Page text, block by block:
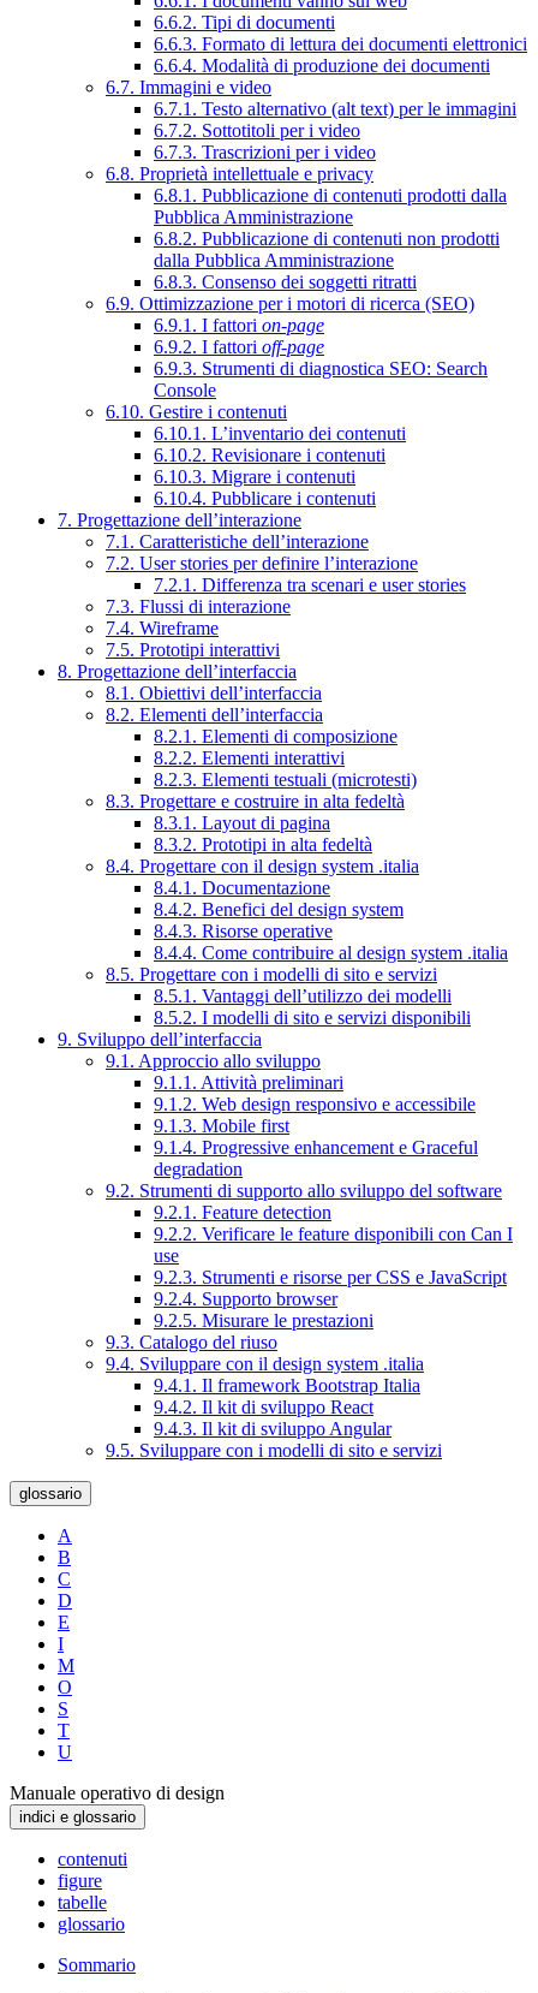
6.6.2. Tipi di documenti
6.6.3. Formato di lettura dei documenti elettronici
6.6.4. Modalità di produzione dei documenti
6.7. Immagini e video
6.7.1. Testo alternativo (alt text) per le immagini
6.7.2. Sottotitoli per i video
6.7.3. Trascrizioni per i video
6.8. Proprietà intellettuale e privacy
6.8.1. Pubblicazione di contenuti prodotti dalla
Pubblica Amministrazione
6.8.2. Pubblicazione di contenuti non prodotti
dalla Pubblica Amministrazione
6.8.3. Consenso dei soggetti ritratti
6.9. Ottimizzazione per i motori di ricerca (SEO)
6.9.1. I fattori on-page
6.9.2. I fattori off-page
6.9.3. Strumenti di diagnostica SEO: Search
Console
6.10. Gestire i contenuti
6.10.1. L’inventario dei contenuti
6.10.2. Revisionare i contenuti
6.10.3. Migrare i contenuti
6.10.4. Pubblicare i contenuti
7. Progettazione dell’interazione
7.1. Caratteristiche dell’interazione
7.2. User stories per definire l’interazione
7.2.1. Differenza tra scenari e user stories
7.3. Flussi di interazione
7.4. Wireframe
7.5. Prototipi interattivi
8. Progettazione dell’interfaccia
8.1. Obiettivi dell’interfaccia
8.2. Elementi dell’interfaccia
8.2.1. Elementi di composizione
8.2.2. Elementi interattivi
8.2.3. Elementi testuali (microtesti)
8.3. Progettare e costruire in alta fedeltà
8.3.1. Layout di pagina
8.3.2. Prototipi in alta fedeltà
8.4. Progettare con il design system .italia
8.4.1. Documentazione
8.4.2. Benefici del design system
8.4.3. Risorse operative
8.4.4. Come contribuire al design system .italia
8.5. Progettare con i modelli di sito e servizi
8.5.1. Vantaggi dell’utilizzo dei modelli
8.5.2. I modelli di sito e servizi disponibili
9. Sviluppo dell’interfaccia
9.1. Approccio allo sviluppo
9.1.1. Attività preliminari
9.1.2. Web design responsivo e accessibile
9.1.3. Mobile first
9.1.4. Progressive enhancement e Graceful
degradation
9.2. Strumenti di supporto allo sviluppo del software
9.2.1. Feature detection
9.2.2. Verificare le feature disponibili con Can I
use
9.2.3. Strumenti e risorse per CSS e JavaScript
9.2.4. Supporto browser
9.2.5. Misurare le prestazioni
9.3. Catalogo del riuso
9.4. Sviluppare con il design system .italia
9.4.1. Il framework Bootstrap Italia
9.4.2. Il kit di sviluppo React
9.4.3. Il kit di sviluppo Angular
9.5. Sviluppare con i modelli di sito e servizi
glossario
A
B
C
D
E
I
M
O
S
T
U
Manuale operativo di design
indici e glossario
contenuti
figure
tabelle
glossario
Sommario